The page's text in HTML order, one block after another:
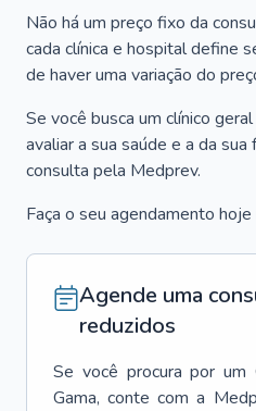
Não há um preço fixo da
cada clínica e hospital define
de haver uma variação do
Se você busca um clínico
avaliar a sua saúde e a da sua
consulta pela Medprev.
Faça o seu agendamento
Agende uma
reduzidos
Se você procura por um
Gama, conte com a